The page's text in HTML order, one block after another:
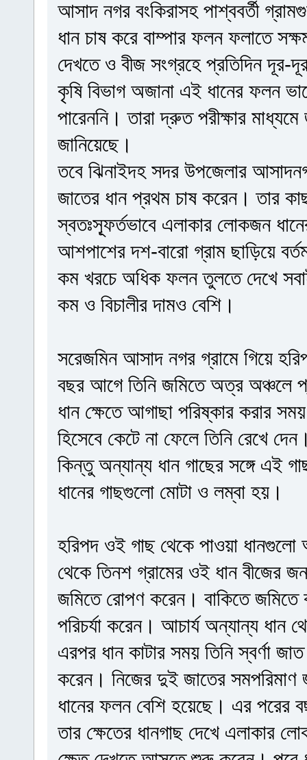
আসাদ নগর বংকিরাসহ পাশ্ববর্তী
ধান চাষ করে বাম্পার ফলন ফলাতে
দেখতে ও বীজ সংগ্রহে প্রতিদিন
কৃষি বিভাগ অজানা এই ধানের ফলন
পারেননি। তারা দ্রুত পরীক্ষার
জানিয়েছে।
তবে ঝিনাইদহ সদর উপজেলার
জাতের ধান প্রথম চাষ করেন। তার
স্বতঃস্ফূর্তভাবে এলাকার লোকজন
আশপাশের দশ-বারো গ্রাম ছাড়িয়ে
কম খরচে অধিক ফলন তুলতে দেখে
কম ও বিচালীর দামও বেশি।
সরেজমিন আসাদ নগর গ্রামে গিয়ে
বছর আগে তিনি জমিতে অত্র অঞ্চলে
ধান ক্ষেতে আগাছা পরিষ্কার করার
হিসেবে কেটে না ফেলে তিনি রেখে
কিন্তু অন্যান্য ধান গাছের সঙ্গে এই
ধানের গাছগুলো মোটা ও লম্বা হয়।
হরিপদ ওই গাছ থেকে পাওয়া
থেকে তিনশ গ্রামের ওই ধান বীজের
জমিতে রোপণ করেন। বাকিতে
পরিচর্যা করেন। আচার্য অন্যান্য
এরপর ধান কাটার সময় তিনি স্বর্ণা
করেন। নিজের দুই জাতের সমপরিমাণ
ধানের ফলন বেশি হয়েছে। এর পরের
তার ক্ষেতের ধানগাছ দেখে